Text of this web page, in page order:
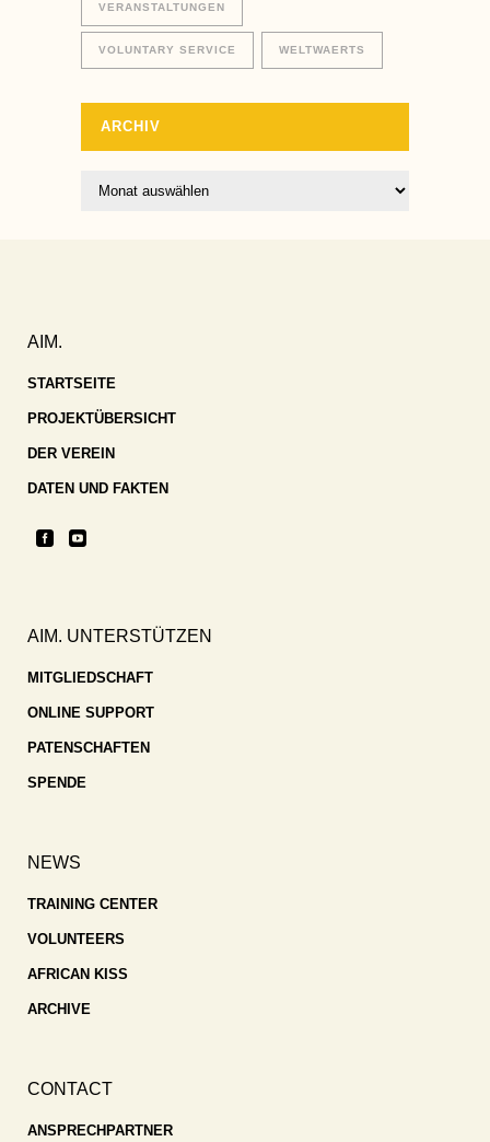
VERANSTALTUNGEN
VOLUNTARY SERVICE WELTWAERTS
ARCHIV
Archiv
AIM.
STARTSEITE
PROJEKTÜBERSICHT
DER VEREIN
DATEN UND FAKTEN
AIM. UNTERSTÜTZEN
MITGLIEDSCHAFT
ONLINE SUPPORT
PATENSCHAFTEN
SPENDE
NEWS
TRAINING CENTER
VOLUNTEERS
AFRICAN KISS
ARCHIVE
CONTACT
ANSPRECHPARTNER